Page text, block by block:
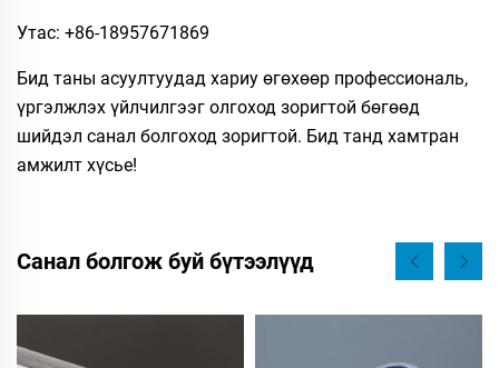
Утас: +86-18957671869
Бид таны асуултуудад хариу өгөхөөр профессиональ,
үргэлжлэх үйлчилгээг олгоход зоригтой бөгөөд
шийдэл санал болгоход зоригтой. Бид танд хамтран
амжилт хүсье!
Санал болгож буй бүтээлүүд